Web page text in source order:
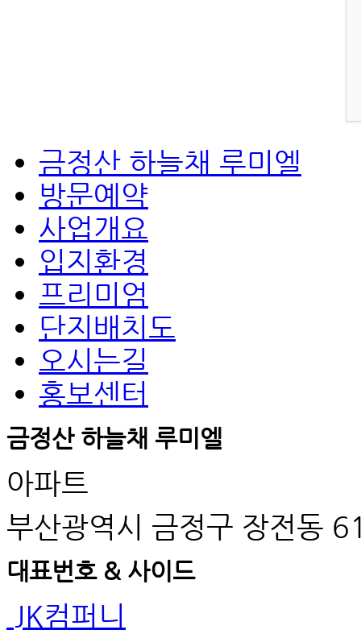
금정산 하늘채 루미엘
방문예약
사업개요
입지환경
프리미엄
단지배치도
오시는길
홍보센터
금정산 하늘채 루미엘
아파트
부산광역시 금정구 장전동
대표번호 & 사이드
JK컴퍼니